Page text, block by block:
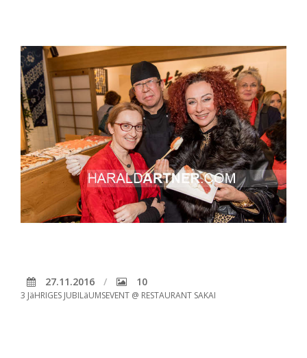
27.11.2016 10
3 JäHRIGES JUBILäUMSEVENT @ RESTAURANT SAKAI